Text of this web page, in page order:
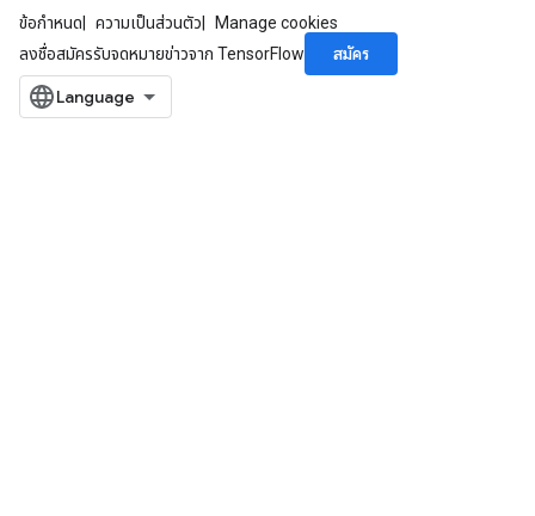
ข้อกำหนด ความเป็นส่วนตัว
Manage cookies
ลงชื่อสมัครรับจดหมายข่าวจาก TensorFlow
สมัคร